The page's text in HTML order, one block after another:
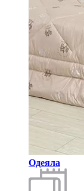
Одеяла